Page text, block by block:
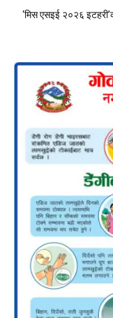
‘मिस एसइई २०२६